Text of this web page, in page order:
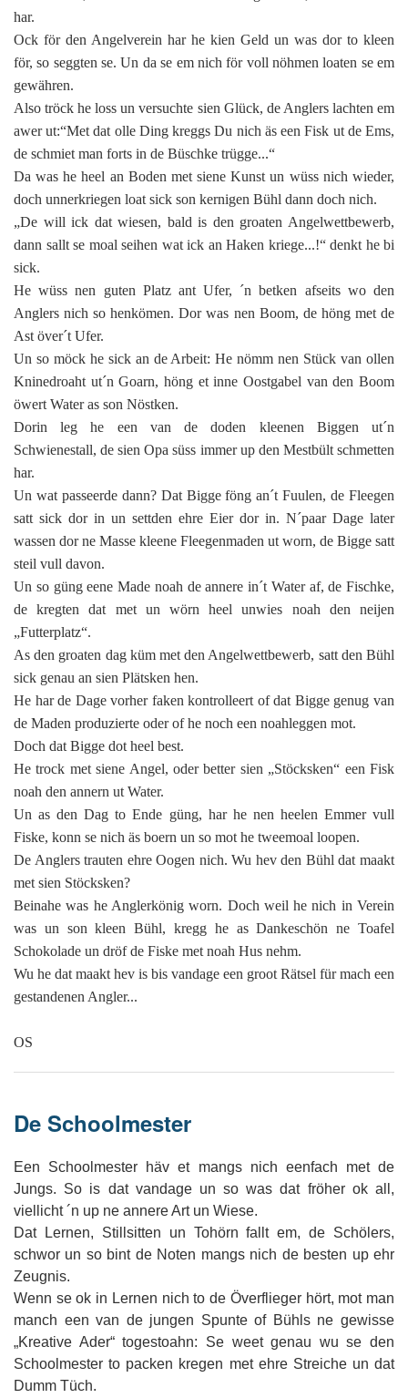
har.
Ock för den Angelverein har he kien Geld un was dor to kleen
för, so seggten se. Un da se em nich för voll nöhmen loaten se em
gewähren.
Also tröck he loss un versuchte sien Glück, de Anglers lachten em
awer ut:“Met dat olle Ding kreggs Du nich äs een Fisk ut de Ems,
de schmiet man forts in de Büschke trügge...“
Da was he heel an Boden met siene Kunst un wüss nich wieder,
doch unnerkriegen loat sick son kernigen Bühl dann doch nich.
„De will ick dat wiesen, bald is den groaten Angelwettbewerb,
dann sallt se moal seihen wat ick an Haken kriege...!“ denkt he bi
sick.
He wüss nen guten Platz ant Ufer, ´n betken afseits wo den
Anglers nich so henkömen. Dor was nen Boom, de höng met de
Ast över´t Ufer.
Un so möck he sick an de Arbeit: He nömm nen Stück van ollen
Kninedroaht ut´n Goarn, höng et inne Oostgabel van den Boom
öwert Water as son Nöstken.
Dorin leg he een van de doden kleenen Biggen ut´n
Schwienestall, de sien Opa süss immer up den Mestbült schmetten
har.
Un wat passeerde dann? Dat Bigge föng an´t Fuulen, de Fleegen
satt sick dor in un settden ehre Eier dor in. N´paar Dage later
wassen dor ne Masse kleene Fleegenmaden ut worn, de Bigge satt
steil vull davon.
Un so güng eene Made noah de annere in´t Water af, de Fischke,
de kregten dat met un wörn heel unwies noah den neijen
„Futterplatz“.
As den groaten dag küm met den Angelwettbewerb, satt den Bühl
sick genau an sien Plätsken hen.
He har de Dage vorher faken kontrolleert of dat Bigge genug van
de Maden produzierte oder of he noch een noahleggen mot.
Doch dat Bigge dot heel best.
He trock met siene Angel, oder better sien „Stöcksken“ een Fisk
noah den annern ut Water.
Un as den Dag to Ende güng, har he nen heelen Emmer vull
Fiske, konn se nich äs boern un so mot he tweemoal loopen.
De Anglers trauten ehre Oogen nich. Wu hev den Bühl dat maakt
met sien Stöcksken?
Beinahe was he Anglerkönig worn. Doch weil he nich in Verein
was un son kleen Bühl, kregg he as Dankeschön ne Toafel
Schokolade un dröf de Fiske met noah Hus nehm.
Wu he dat maakt hev is bis vandage een groot Rätsel für mach een
gestandenen Angler...
OS
De Schoolmester
Een Schoolmester häv et mangs nich eenfach met de
Jungs. So is dat vandage un so was dat fröher ok all,
viellicht ´n up ne annere Art un Wiese.
Dat Lernen, Stillsitten un Tohörn fallt em, de Schölers,
schwor un so bint de Noten mangs nich de besten up ehr
Zeugnis.
Wenn se ok in Lernen nich to de Överflieger hört, mot man
manch een van de jungen Spunte of Bühls ne gewisse
„Kreative Ader“ togestoahn: Se weet genau wu se den
Schoolmester to packen kregen met ehre Streiche un dat
Dumm Tüch.